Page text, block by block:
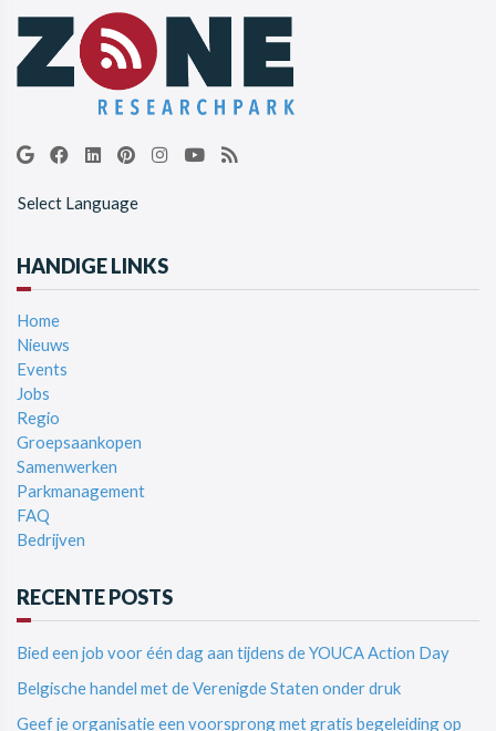
Select Language
HANDIGE LINKS
Home
Nieuws
Events
Jobs
Regio
Groepsaankopen
Samenwerken
Parkmanagement
FAQ
Bedrijven
RECENTE POSTS
Bied een job voor één dag aan tijdens de YOUCA Action Day
Belgische handel met de Verenigde Staten onder druk
Geef je organisatie een voorsprong met gratis begeleiding op